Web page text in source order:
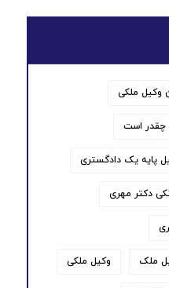
وکیل ملکی
چقدر است
پایه یک دادگستری
دکتر مهری
ملک وکیل ملکی